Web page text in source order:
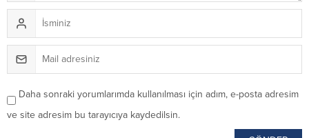
Daha sonraki yorumlarımda kullanılması için adım, e-posta adresim
ve site adresim bu tarayıcıya kaydedilsin.